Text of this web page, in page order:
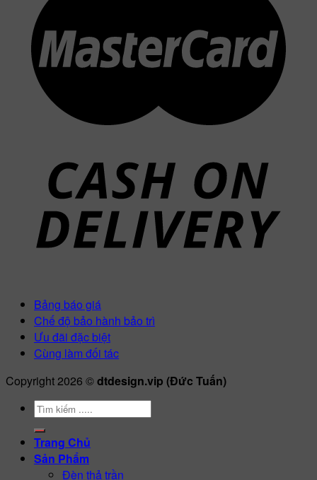
Bảng báo giá
Chế độ bảo hành bảo trì
Ưu đãi đặc biệt
Cùng làm đối tác
Copyright 2026 ©dtdesign.vip (Đức Tuấn)
Tìm
Trang Chủ
Sản Phẩm
Đèn thả trần